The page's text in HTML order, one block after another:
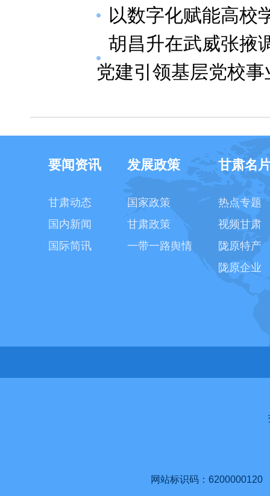
以数字化赋能高校
胡昌升在武威张掖
党建引领基层党校
要闻资讯
甘肃动态
国内新闻
国际简讯
发展政策
国家政策
甘肃政策
一带一路舆情
甘肃名
热点专题
视频甘肃
陇原特产
陇原企业
网站标识码：6200000120